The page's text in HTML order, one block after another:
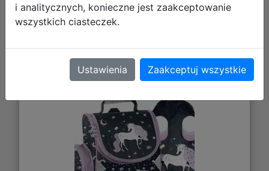
Paso Zestaw Szkolny 3el. Biały
Jednorożec Chmurka Tornister
PP25UO-525 + Piórnik PP25UO-013 +
Worek PP25UO-712
i analitycznych, konieczne jest zaakceptowanie
wszystkich ciasteczek.
Ustawienia Zaakceptuj wszystkie